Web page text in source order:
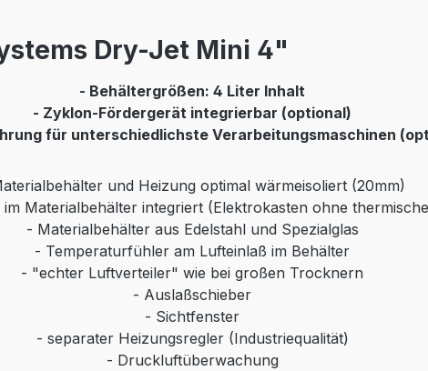
Dry-Jet Mini 4"
- Behältergrößen: 4 Liter Inhalt
- Zyklon-Fördergerät integrierbar (optional)
für unterschiedlichste Verarbeitungsmaschinen
und Heizung optimal wärmeisoliert (20mm)
Materialbehälter integriert (Elektrokasten ohne
- Materialbehälter aus Edelstahl und Spezialglas
- Temperaturfühler am Lufteinlaß im Behälter
- "echter Luftverteiler" wie bei großen Trocknern
- Auslaßschieber
- Sichtfenster
- separater Heizungsregler (Industriequalität)
- Druckluftüberwachung